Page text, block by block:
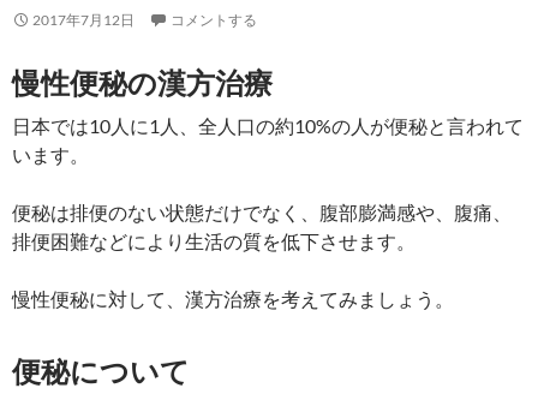
2017年7月12日 コメントする
慢性便秘の漢方治療
日本では10人に1人、全人口の約10%の人が便秘と言われて
います。
便秘は排便のない状態だけでなく、腹部膨満感や、腹痛、
排便困難などにより生活の質を低下させます。
慢性便秘に対して、漢方治療を考えてみましょう。
便秘について